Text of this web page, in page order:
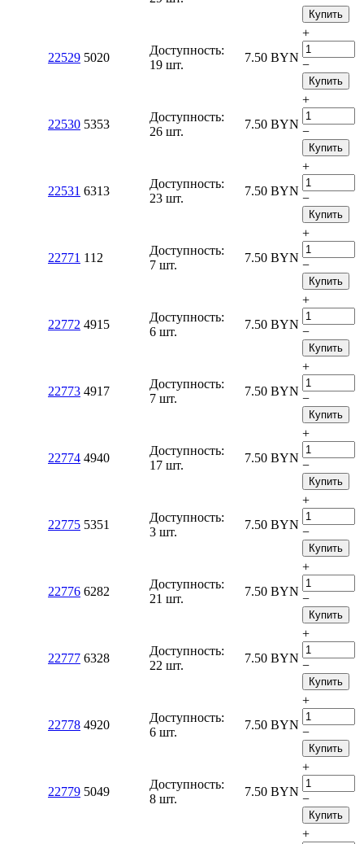
Купить
22529 5020
Доступность:
19 шт.
7.50 BYN
+
−
Купить
22530 5353
Доступность:
26 шт.
7.50 BYN
+
−
Купить
22531 6313
Доступность:
23 шт.
7.50 BYN
+
−
Купить
22771 112
Доступность:
7 шт.
7.50 BYN
+
−
Купить
22772 4915
Доступность:
6 шт.
7.50 BYN
+
−
Купить
22773 4917
Доступность:
7 шт.
7.50 BYN
+
−
Купить
22774 4940
Доступность:
17 шт.
7.50 BYN
+
−
Купить
22775 5351
Доступность:
3 шт.
7.50 BYN
+
−
Купить
22776 6282
Доступность:
21 шт.
7.50 BYN
+
−
Купить
22777 6328
Доступность:
22 шт.
7.50 BYN
+
−
Купить
22778 4920
Доступность:
6 шт.
7.50 BYN
+
−
Купить
22779 5049
Доступность:
8 шт.
7.50 BYN
+
−
Купить
+